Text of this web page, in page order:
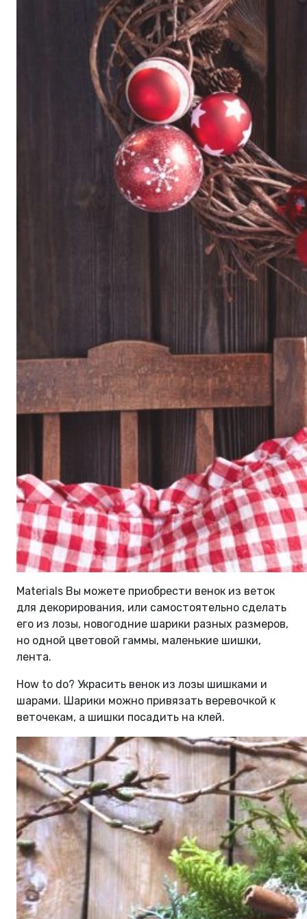
Materials Вы можете приобрести венок из веток
для декорирования, или самостоятельно сделать
его из лозы, новогодние шарики разных размеров,
но одной цветовой гаммы, маленькие шишки,
лента.
How to do? Украсить венок из лозы шишками и
шарами. Шарики можно привязать веревочкой к
веточекам, а шишки посадить на клей.